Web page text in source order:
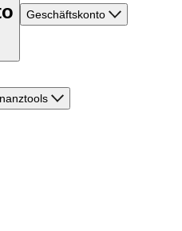
Geschäftskonto